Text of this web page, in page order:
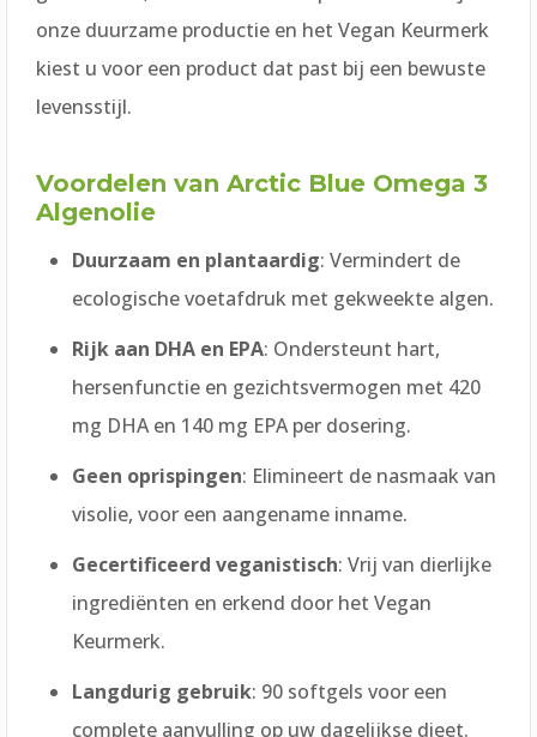
onze duurzame productie en het Vegan Keurmerk
kiest u voor een product dat past bij een bewuste
levensstijl.
Voordelen van Arctic Blue Omega 3
Algenolie
Duurzaam en plantaardig: Vermindert de
ecologische voetafdruk met gekweekte algen.
Rijk aan DHA en EPA: Ondersteunt hart,
hersenfunctie en gezichtsvermogen met 420
mg DHA en 140 mg EPA per dosering.
Geen oprispingen: Elimineert de nasmaak van
visolie, voor een aangename inname.
Gecertificeerd veganistisch: Vrij van dierlijke
ingrediënten en erkend door het Vegan
Keurmerk.
Langdurig gebruik: 90 softgels voor een
complete aanvulling op uw dagelijkse dieet.